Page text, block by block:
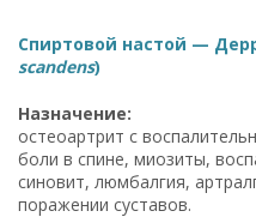
Спиртовой настой —
scandens)
Назначение:
остеоартрит с
боли в спине, миозиты,
синовит, люмбалгия,
поражении суставов.